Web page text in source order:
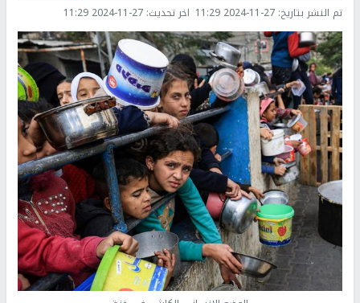
تم النشر بتاريخ: 2024-11-27 11:29 اخر تحديث: 2024-11-27 11:29